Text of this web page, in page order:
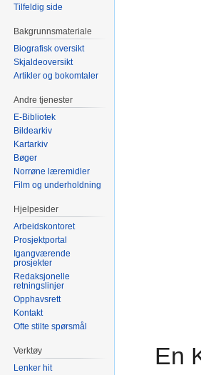
En
Tilfeldig side
Bakgrunnsmateriale
Biografisk oversikt
Skjaldeoversikt
Artikler og bokomtaler
Andre tjenester
E-Bibliotek
Bildearkiv
Kartarkiv
Bøger
Norrøne læremidler
Film og underholdning
Hjelpesider
Arbeidskontoret
Prosjektportal
Igangværende
prosjekter
Redaksjonelle
retningslinjer
Opphavsrett
Kontakt
Ofte stilte spørsmål
Verktøy
Lenker hit